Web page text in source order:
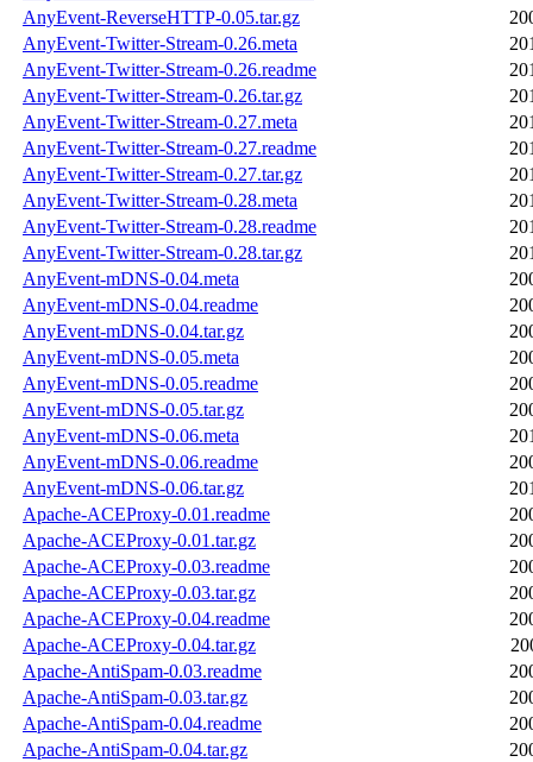
AnyEvent-ReverseHTTP-0.05.tar.gz
AnyEvent-Twitter-Stream-0.26.meta
AnyEvent-Twitter-Stream-0.26.readme
AnyEvent-Twitter-Stream-0.26.tar.gz
AnyEvent-Twitter-Stream-0.27.meta
AnyEvent-Twitter-Stream-0.27.readme
AnyEvent-Twitter-Stream-0.27.tar.gz
AnyEvent-Twitter-Stream-0.28.meta
AnyEvent-Twitter-Stream-0.28.readme
AnyEvent-Twitter-Stream-0.28.tar.gz
AnyEvent-mDNS-0.04.meta
AnyEvent-mDNS-0.04.readme
AnyEvent-mDNS-0.04.tar.gz
AnyEvent-mDNS-0.05.meta
AnyEvent-mDNS-0.05.readme
AnyEvent-mDNS-0.05.tar.gz
AnyEvent-mDNS-0.06.meta
AnyEvent-mDNS-0.06.readme
AnyEvent-mDNS-0.06.tar.gz
Apache-ACEProxy-0.01.readme
Apache-ACEProxy-0.01.tar.gz
Apache-ACEProxy-0.03.readme
Apache-ACEProxy-0.03.tar.gz
Apache-ACEProxy-0.04.readme
Apache-ACEProxy-0.04.tar.gz
Apache-AntiSpam-0.03.readme
Apache-AntiSpam-0.03.tar.gz
Apache-AntiSpam-0.04.readme
Apache-AntiSpam-0.04.tar.gz